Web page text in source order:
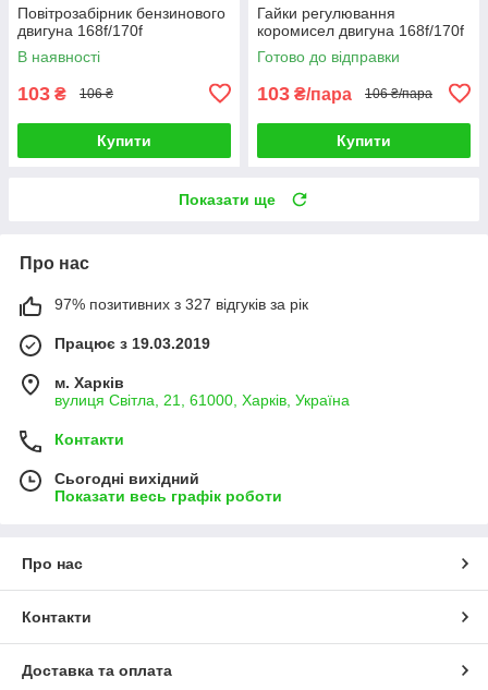
Повітрозабірник бензинового
двигуна 168f/170f
В наявності
103 ₴ 106 ₴
Купити
Гайки регулювання
коромисел двигуна 168f/170f
Готово до відправки
103 ₴/пара 106 ₴/пара
Купити
Показати ще
Про нас
97% позитивних з 327 відгуків за рік
Працює з 19.03.2019
м. Харків
вулиця Світла, 21, 61000, Харків, Україна
Контакти
Сьогодні вихідний
Показати весь графік роботи
Про нас
Контакти
Доставка та оплата